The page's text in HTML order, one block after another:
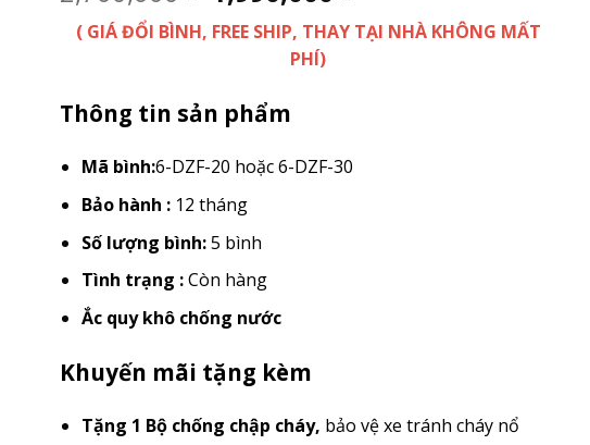
( GIÁ ĐỔI BÌNH, FREE SHIP, THAY TẠI NHÀ KHÔNG MẤT
PHÍ)
Thông tin sản phẩm
Mã bình:6-DZF-20 hoặc 6-DZF-30
Bảo hành : 12 tháng
Số lượng bình:5 bình
Tình trạng :Còn hàng
Ắc quy khô chống nước
Khuyến mãi tặng kèm
Tặng 1 Bộ chống chập cháy, bảo vệ xe tránh cháy nổ